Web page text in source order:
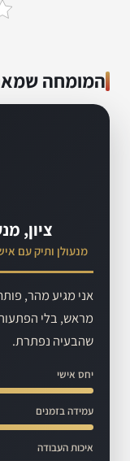
המומחה
ציון,
מנעולן ותיק עם
אני מגיע מהר,
מראש, בלי
שהבעיה נפתרת.
יחס אישי
עמידה בזמנים
איכות העבודה